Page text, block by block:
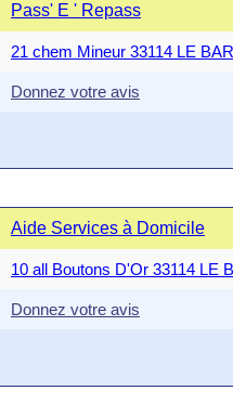
Pass' E ' Repass
21 chem Mineur 33114 LE
Donnez votre avis
Aide Services à Domicile
10 all Boutons D'Or 33114 LE
Donnez votre avis